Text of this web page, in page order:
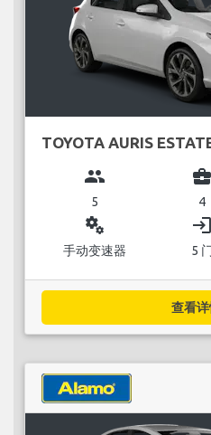
TOYOTA AURIS
group
5
business_center
4
miscellaneous_services
手动变速器
login
5
查看